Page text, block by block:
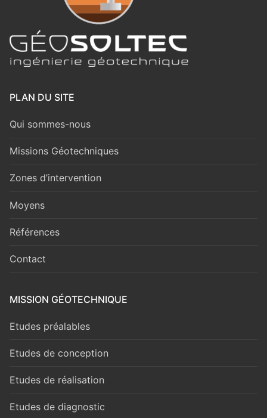
PLAN DU SITE
Qui sommes-nous
Missions Géotechniques
Zones d’intervention
Moyens
Références
Contact
MISSION GÉOTECHNIQUE
Etudes préalables
Etudes de conception
Etudes de réalisation
Etudes de diagnostic